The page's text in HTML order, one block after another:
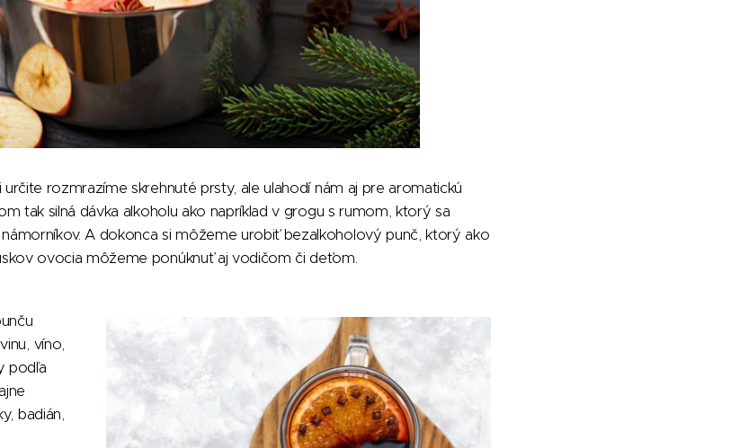
rozmrazíme skrehnuté prsty, ale ulahodí nám aj pre aromatickú
tak silná dávka alkoholu ako napríklad v grogu s rumom, ktorý sa
A dokonca si môžeme urobiť bezalkoholový punč, ktorý ako
ovocia môžeme ponúknuť aj vodičom či deťom.
víno,
podľa
badián,